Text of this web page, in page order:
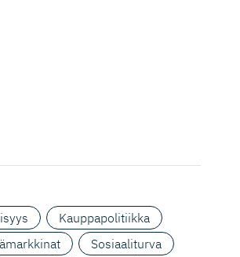
Kauppapolitiikka
Sosiaaliturva